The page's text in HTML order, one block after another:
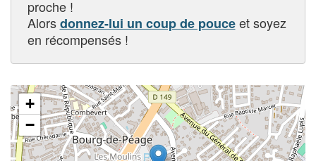
proche !
Alorsdonnez-lui un coup de pouceet soyez
en récompensés !
+
−